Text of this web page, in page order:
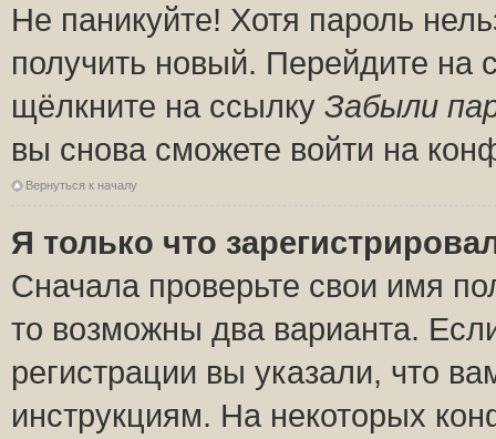
Не паникуйте! Хотя пароль
получить новый. Перейдите на
щёлкните на ссылку Забыли
вы снова сможете войти на
Вернуться к началу
Я только что
Сначала проверьте свои имя
то возможны два варианта.
регистрации вы указали, что
инструкциям. На некоторых